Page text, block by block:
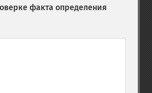
факта определения